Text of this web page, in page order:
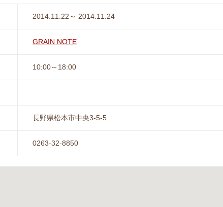
2014.11.22～ 2014.11.24
GRAIN NOTE
10:00～18:00
長野県松本市中央3-5-5
0263-32-8850